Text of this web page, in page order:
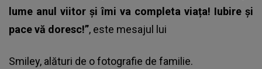
lume anul viitor și îmi va completa viața! Iubire și
pace vă doresc!”, este mesajul lui
Smiley, alături de o fotografie de familie.